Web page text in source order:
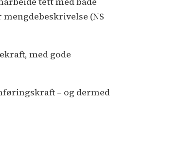
(NS
med gode
– og dermed